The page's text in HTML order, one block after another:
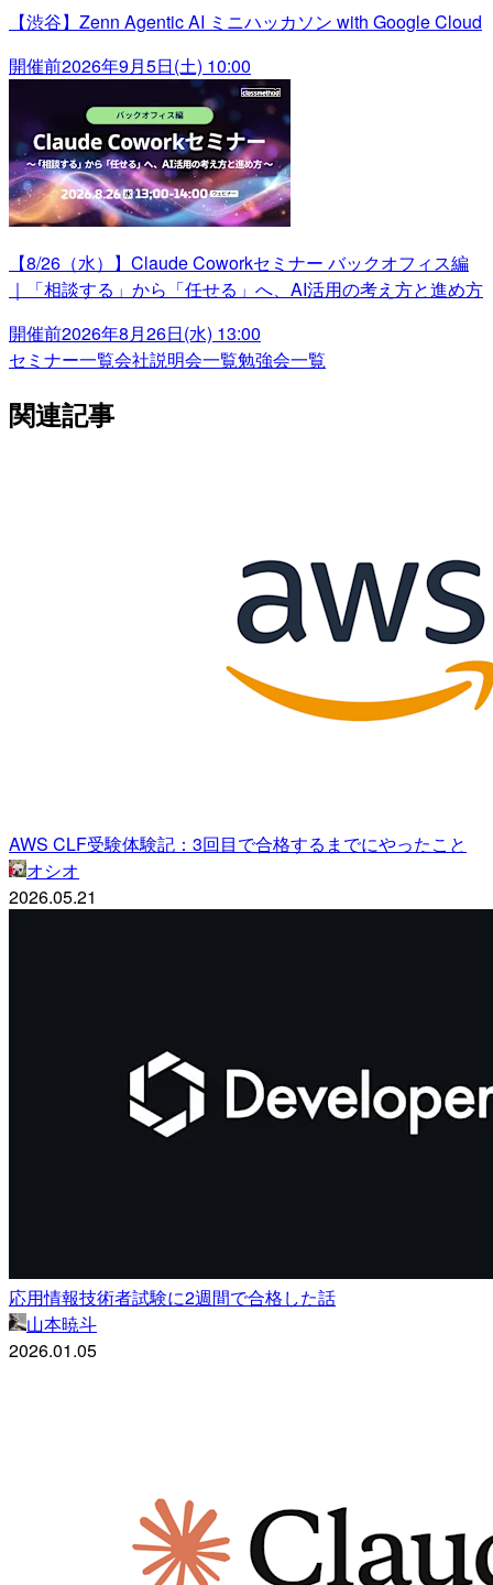
【渋谷】Zenn Agentic AI ミニハッカソン with Google Cloud
開催前2026年9月5日(土) 10:00
【8/26（水）】Claude Coworkセミナー バックオフィス編
｜「相談する」から「任せる」へ、AI活用の考え方と進め方
開催前2026年8月26日(水) 13:00
セミナー一覧会社説明会一覧勉強会一覧
関連記事
AWS CLF受験体験記：3回目で合格するまでにやったこと
オシオ
2026.05.21
応用情報技術者試験に2週間で合格した話
山本暁斗
2026.01.05